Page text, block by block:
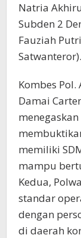
Natria
Subden 2
Fauziah
Satwanteror).
Kombes
Damai
memiliki
mampu
Kedua,
standar
dengan
di daerah